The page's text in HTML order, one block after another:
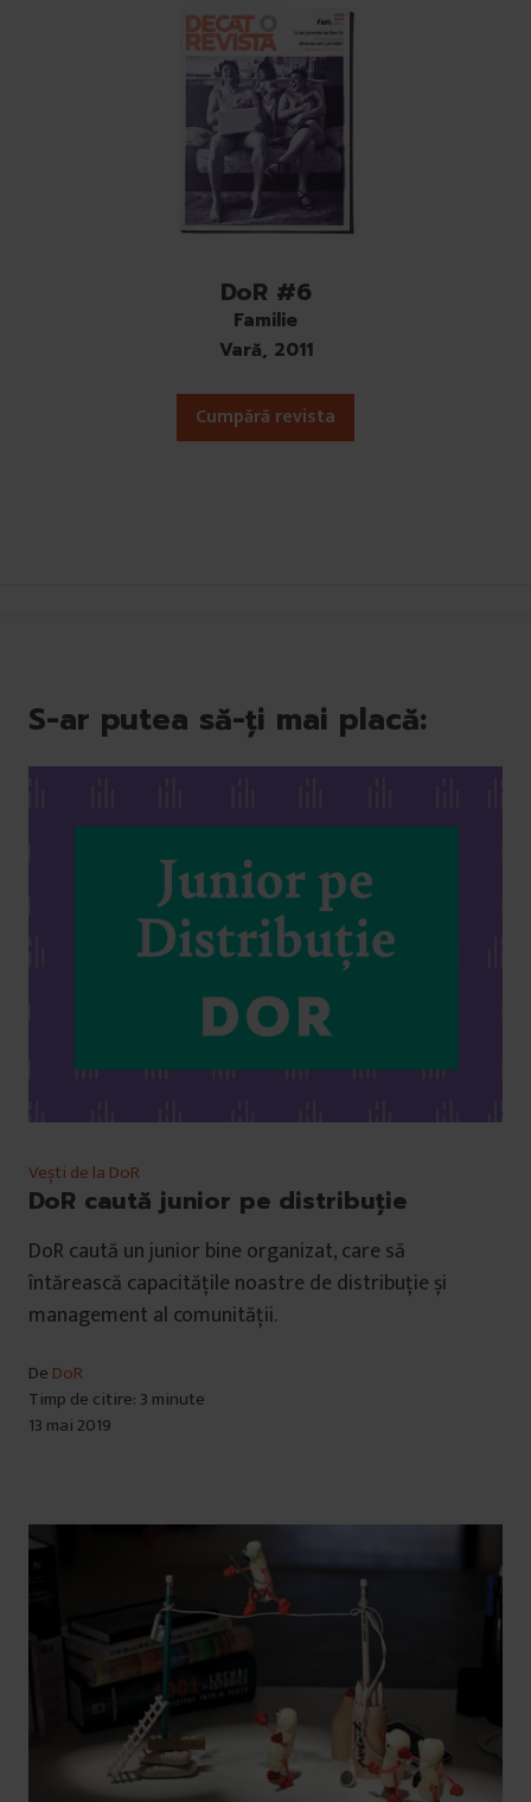
DoR #6
Familie
Vară, 2011
Cumpără revista
S-ar putea să-ți mai placă:
Vești de la DoR
DoR caută junior pe distribuție
DoR caută un junior bine organizat, care să
întărească capacitățile noastre de distribuție și
management al comunității.
De DoR
Timp de citire: 3 minute
13 mai 2019